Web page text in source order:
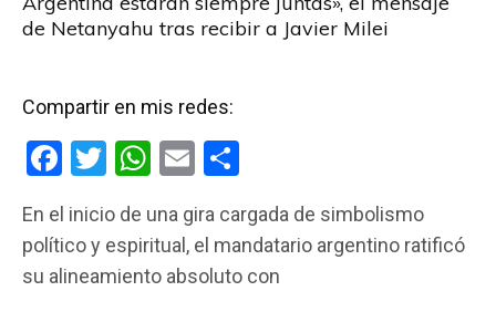
de Netanyahu tras recibir a Javier Milei
Compartir en mis redes:
F
ce
b
T
tt
er
W
at
s
E
ail m
p
En el inicio de una gira cargada de simbolismo
político y espiritual, el mandatario argentino ratificó
su alineamiento absoluto con